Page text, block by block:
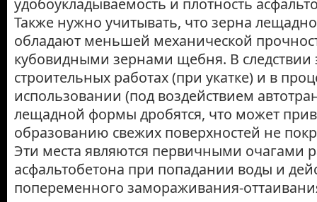
удобоукладываемость и плотность
Также нужно учитывать, что зерна
обладают меньшей механической
кубовидными зернами щебня. В следствии
строительных работах (при укатке) и в
использовании (под воздействием
лещадной формы дробятся, что может
образованию свежих поверхностей не
Эти места являются первичными очагами
асфальтобетона при попадании воды и
попеременного замораживания-